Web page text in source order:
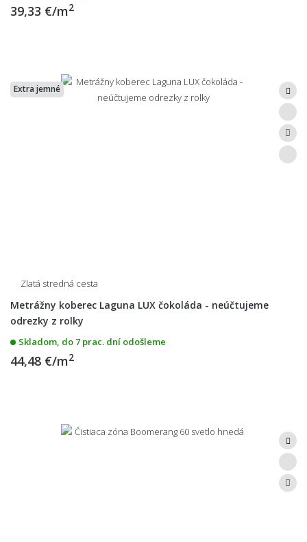
39,33 €/m2
Extra jemné
Zlatá stredná cesta
Metrážny koberec Laguna LUX čokoláda - neúčtujeme
odrezky z rolky
Skladom, do 7 prac. dní odošleme
44,48 €/m2